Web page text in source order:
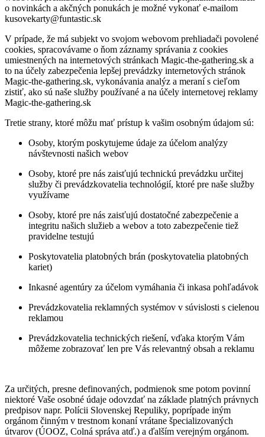
o novinkách a akčných ponukách je možné vykonať e-mailom
kusovekarty@funtastic.sk
V prípade, že má subjekt vo svojom webovom prehliadači povolené
cookies, spracovávame o ňom záznamy správania z cookies
umiestnených na internetových stránkach Magic-the-gathering.sk a
to na účely zabezpečenia lepšej prevádzky internetových stránok
Magic-the-gathering.sk, vykonávania analýz a meraní s cieľom
zistiť, ako sú naše služby používané a na účely internetovej reklamy
Magic-the-gathering.sk
Tretie strany, ktoré môžu mať prístup k vašim osobným údajom sú:
Osoby, ktorým poskytujeme údaje za účelom analýzy
návštevnosti našich webov
Osoby, ktoré pre nás zaisťujú technickú prevádzku určitej
služby či prevádzkovatelia technológií, ktoré pre naše služby
využívame
Osoby, ktoré pre nás zaisťujú dostatočné zabezpečenie a
integritu našich služieb a webov a toto zabezpečenie tiež
pravidelne testujú
Poskytovatelia platobných brán (poskytovatelia platobných
kariet)
Inkasné agentúry za účelom vymáhania či inkasa pohľadávok
Prevádzkovatelia reklamných systémov v súvislosti s cielenou
reklamou
Prevádzkovatelia technických riešení, vďaka ktorým Vám
môžeme zobrazovať len pre Vás relevantný obsah a reklamu
Za určitých, presne definovaných, podmienok sme potom povinní
niektoré Vaše osobné údaje odovzdať na základe platných právnych
predpisov napr. Polícii Slovenskej Repuliky, poprípade iným
orgánom činným v trestnom konaní vrátane špecializovaných
útvarov (ÚOOZ, Colná správa atď.) a ďalším verejným orgánom.